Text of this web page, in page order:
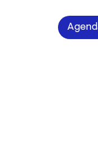
imprimée